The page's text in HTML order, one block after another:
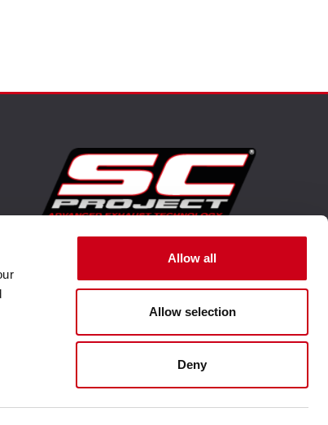
Allow all
Allow selection
Deny
Unternehmenswebsite aufsuchen